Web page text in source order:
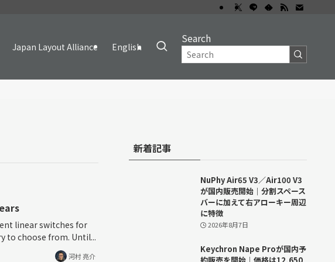
Japan Layout Alliance English
Search
linear switches for
to choose from. Until...
河村 亮介
新着記事
NuPhy Air65 V3／Air100 V3
が国内販売開始｜分割スペース
バーに加えて右アローキー周辺
に特徴
2026年8月7日
Keychron Nape Proが国内予